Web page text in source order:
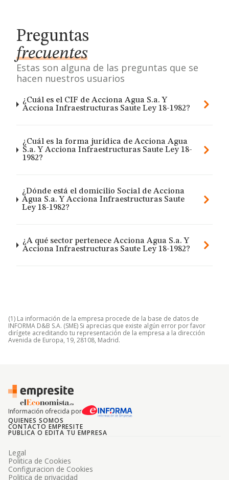
Preguntas
frecuentes
Estas son alguna de las preguntas que se
hacen nuestros usuarios
¿Cuál es el CIF de Acciona Agua S.a. Y
Acciona Infraestructuras Saute Ley 18-1982?
¿Cuál es la forma jurídica de Acciona Agua
S.a. Y Acciona Infraestructuras Saute Ley 18-
1982?
¿Dónde está el domicilio Social de Acciona
Agua S.a. Y Acciona Infraestructuras Saute
Ley 18-1982?
¿A qué sector pertenece Acciona Agua S.a. Y
Acciona Infraestructuras Saute Ley 18-1982?
(1) La información de la empresa procede de la base de datos de
INFORMA D&B S.A. (SME) Si aprecias que existe algún error por favor
dirígete acreditando tu representación de la empresa a la dirección
Avenida de Europa, 19, 28108, Madrid.
Información ofrecida por
QUIENES SOMOS
CONTACTO EMPRESITE
PUBLICA O EDITA TU EMPRESA
Legal
Politica de Cookies
Configuracion de Cookies
Politica de privacidad